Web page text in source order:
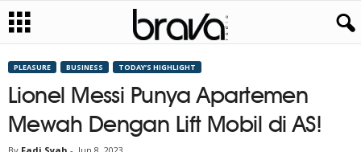
PLEASURE BUSINESS TODAY’S HIGHLIGHT
Lionel Messi Punya Apartemen
Mewah Dengan Lift Mobil di AS!